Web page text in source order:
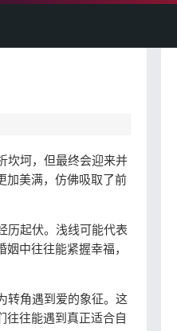
坷，但最终会迎来并
加美满，仿佛吸取了前
起伏。浅线可能代表
中往往能紧握幸福，
角遇到爱的象征。这
往往能遇到真正适合自